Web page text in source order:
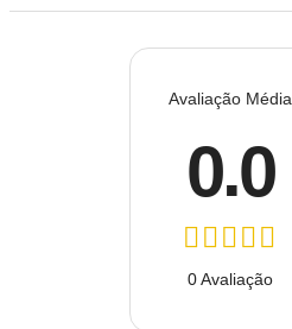
Avaliação Média
0.0
0 Avaliação